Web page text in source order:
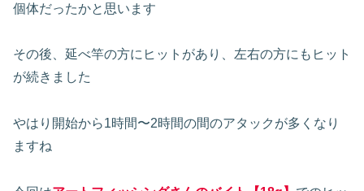
個体だったかと思います
その後、延べ竿の方にヒットがあり、左右の方にもヒット
が続きました
やはり開始から1時間〜2時間の間のアタックが多くなり
ますね